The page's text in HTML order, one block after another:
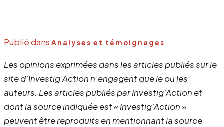
Publié dans Analyses et témoignages
Les opinions exprimées dans les articles publiés sur le
site d’Investig’Action n’engagent que le ou les
auteurs. Les articles publiés par Investig’Action et
dont la source indiquée est « Investig’Action »
peuvent être reproduits en mentionnant la source